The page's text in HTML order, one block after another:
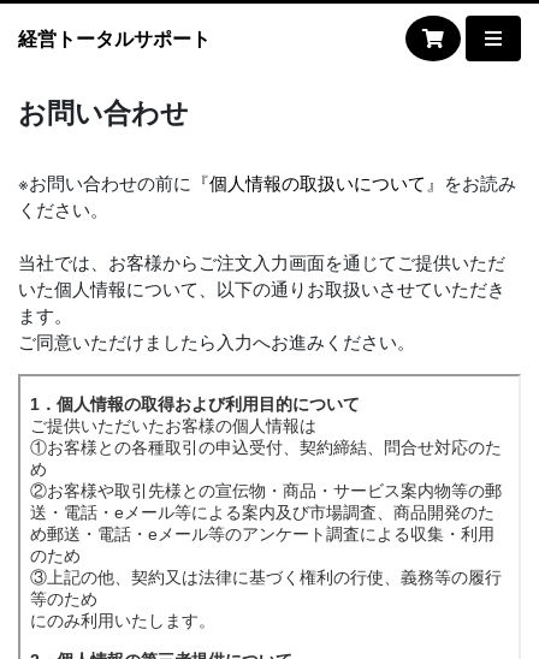
経営トータルサポート
お問い合わせ
※お問い合わせの前に『個人情報の取扱いについて 』をお読み
ください。
当社では、お客様からご注文入力画面を通じてご提供いただ
いた個人情報について、以下の通りお取扱いさせていただき
ます。
ご同意いただけましたら入力へお進みください。